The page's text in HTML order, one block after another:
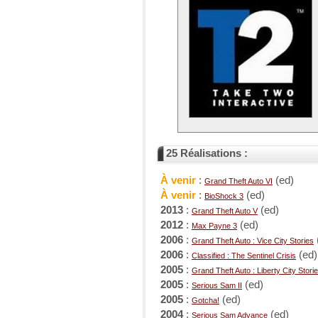
25 Réalisations :
À venir : Grand Theft Auto VI (ed)
À venir : BioShock 3 (ed)
2013 : Grand Theft Auto V(ed)
2012 : Max Payne 3 (ed)
2006 : Grand Theft Auto : Vice City Stories
2006 : Classified : The Sentinel Crisis (ed)
2005 : Grand Theft Auto : Liberty City
2005 : Serious Sam II (ed)
2005 : Gotcha! (ed)
2004: Serious Sam Advance (ed)